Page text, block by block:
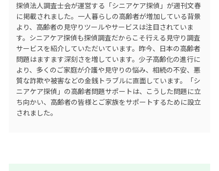
探偵法人調査士会が運営する 「シニアケア探偵」 が週刊文春
に掲載されました。一人暮らしの高齢者が増加している背景
より、高齢者の見守りツールやサービスは注目されていま
す。シニアケア探偵も探偵調査だからこそ行える見守り調査
サービスを紹介していただいています。昨今、日本の高齢者
問題はますます深刻さを増しています。少子高齢化の進行に
より、多くのご家庭が介護や見守りの悩み、相続の不安、悪
質な詐欺や被害などの金銭トラブルに直面しています。「シ
ニアケア探偵」の高齢者問題サポートは、こうした問題に立
ち向かい、高齢者の皆様とご家族をサポートするために設立
されました。